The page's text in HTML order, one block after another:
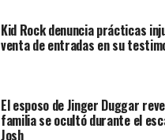
Kid Rock denuncia prácticas
venta de entradas en su
El esposo de Jinger Duggar
familia se ocultó durante el
Josh